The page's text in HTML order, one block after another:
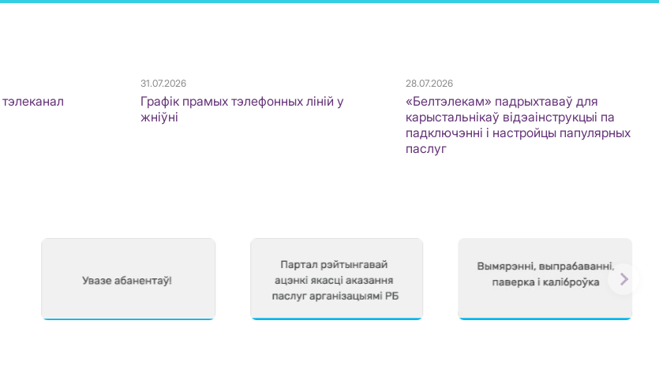
31.07.2026
Графік прамых тэлефонных ліній у
жніўні
28.07.2026
«Белтэлекам» падрыхтаваў для
карыстальнікаў відэаінструкцыі па
падключэнні і настройцы папулярных
паслуг